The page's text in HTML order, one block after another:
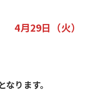
4月29日（火）
ります。